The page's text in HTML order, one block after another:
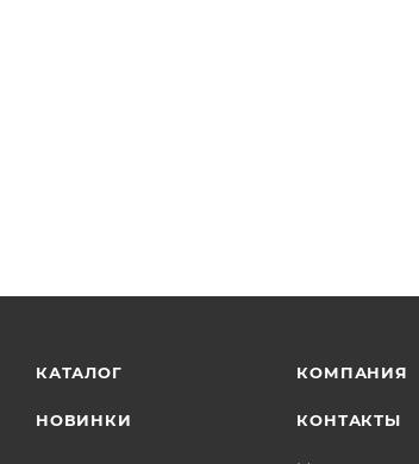
КАТАЛОГ
НОВИНКИ
КОМПАНИЯ
КОНТАКТЫ